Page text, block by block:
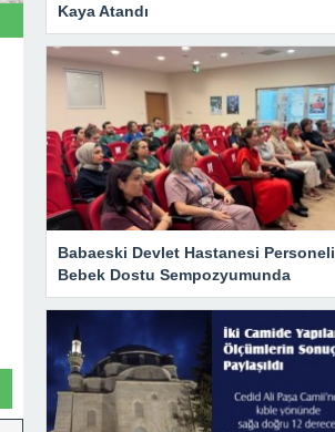
Kaya Atandı
Babaeski Devlet Hastanesi Personeli
Bebek Dostu Sempozyumunda